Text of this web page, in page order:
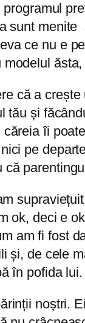
sunt
ce nu e
că a
tău și
îi
pe
că
ok, deci e
am fi fost
și, de cele
în pofida lui.
noștri.